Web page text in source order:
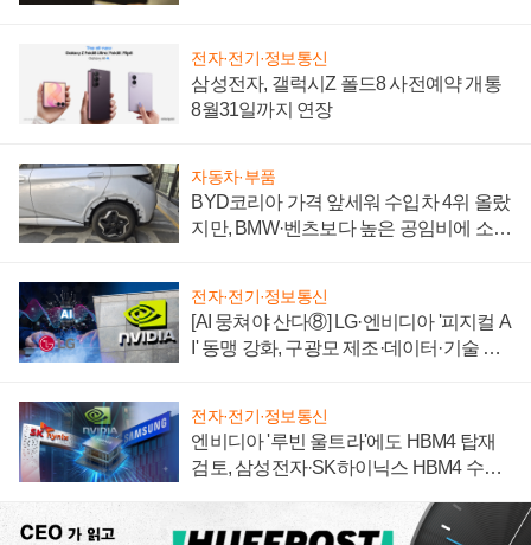
전자·전기·정보통신
삼성전자, 갤럭시Z 폴드8 사전예약 개통
8월31일까지 연장
자동차·부품
BYD코리아 가격 앞세워 수입차 4위 올랐
지만, BMW·벤츠보다 높은 공임비에 소비
전자·전기·정보통신
[AI 뭉쳐야 산다⑧] LG·엔비디아 '피지컬 A
I' 동맹 강화, 구광모 제조·데이터·기술 결
전자·전기·정보통신
엔비디아 '루빈 울트라'에도 HBM4 탑재
검토, 삼성전자·SK하이닉스 HBM4 수율